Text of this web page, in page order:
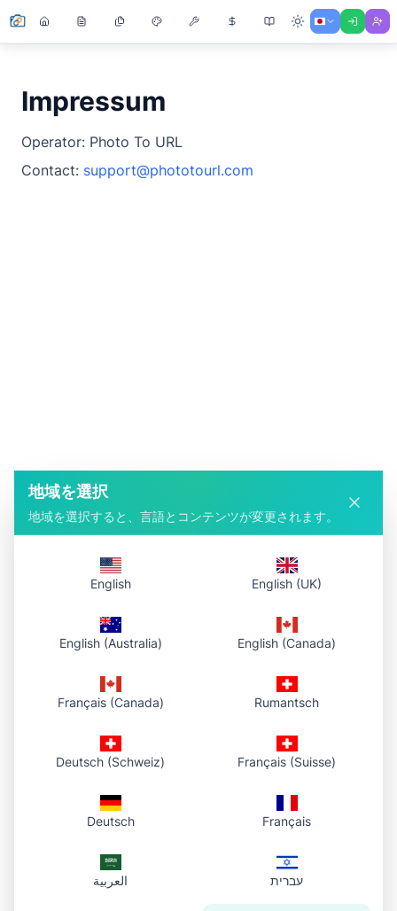
Impressum
Operator: Photo To URL
Contact: support@phototourl.com
地域を選択
地域を選択すると、言語とコンテンツが変更されます。
English English (UK)
English (Australia) English (Canada)
Français (Canada) Rumantsch
Deutsch (Schweiz) Français (Suisse)
Deutsch Français
العربية עברית